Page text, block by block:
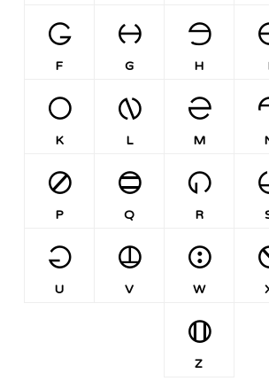
F
F
G
G
H
H
K
K
L
L
M
M
P
P
Q
Q
R
R
U
U
V
V
W
W
Z
Z